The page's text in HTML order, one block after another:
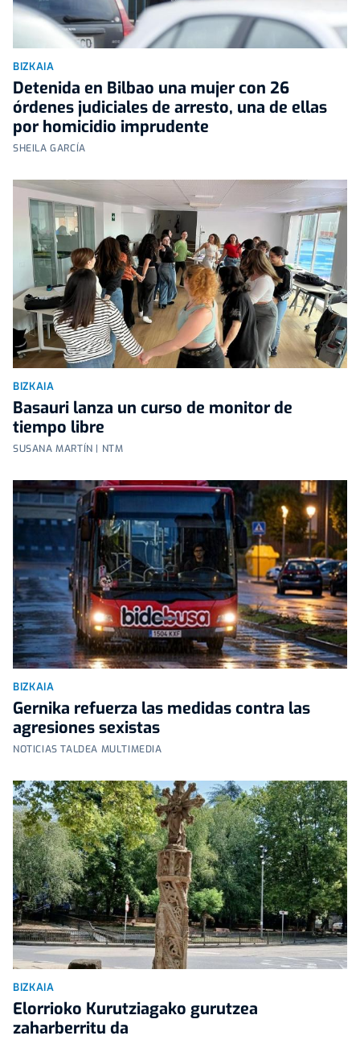
BIZKAIA
Detenida en Bilbao una mujer con 26
órdenes judiciales de arresto, una de ellas
por homicidio imprudente
SHEILA GARCÍA
BIZKAIA
Basauri lanza un curso de monitor de
tiempo libre
SUSANA MARTÍN | NTM
BIZKAIA
Gernika refuerza las medidas contra las
agresiones sexistas
NOTICIAS TALDEA MULTIMEDIA
BIZKAIA
Elorrioko Kurutziagako gurutzea
zaharberritu da